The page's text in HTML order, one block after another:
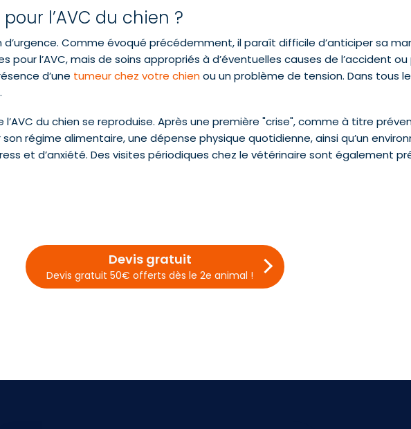
l’AVC du chien ?
d’urgence. Comme évoqué précédemment, il paraît difficile d’anticiper sa
l’AVC, mais de soins appropriés à d’éventuelles causes de l’accident ou
d’une tumeur chez votre chienou un problème de tension. Dans tous
du chien se reproduise. Après une première "crise", comme à titre
régime alimentaire, une dépense physique quotidienne, ainsi qu’un
et d’anxiété. Des visites périodiques chez le vétérinaire sont également
Devis gratuit
Devis gratuit 50€ offerts dès le 2e animal !